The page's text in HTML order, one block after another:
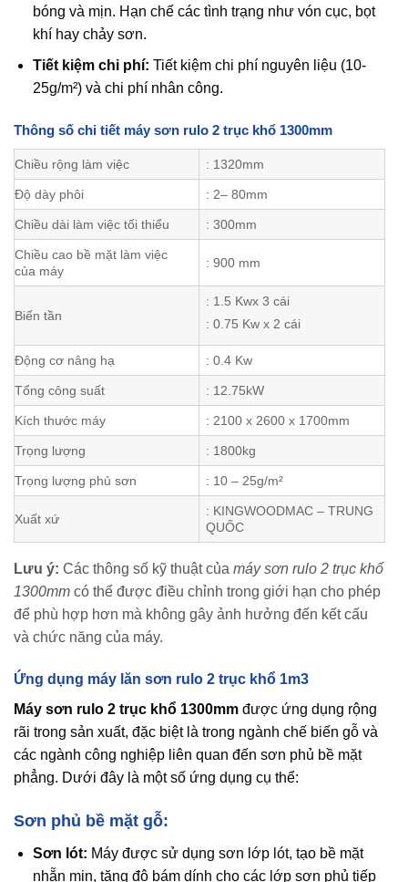
bóng và mịn. Hạn chế các tình trạng như vón cục, bọt
khí hay chảy sơn.
Tiết kiệm chi phí: Tiết kiệm chi phí nguyên liệu (10-
25g/m²) và chi phí nhân công.
Thông số chi tiết máy sơn rulo 2 trục khổ 1300mm
Chiều rộng làm việc : 1320mm
Độ dày phôi : 2– 80mm
Chiều dài làm việc tối thiểu : 300mm
Chiều cao bề mặt làm việc
của máy
: 900 mm
Biến tần
: 1.5 Kwx 3 cái
: 0.75 Kw x 2 cái
Động cơ nâng hạ : 0.4 Kw
Tổng công suất : 12.75kW
Kích thước máy : 2100 x 2600 x 1700mm
Trọng lượng : 1800kg
Trọng lượng phủ sơn : 10 – 25g/m²
Xuất xứ
: KINGWOODMAC – TRUNG
QUỐC
Lưu ý: Các thông số kỹ thuật của máy sơn rulo 2 trục khổ
1300mm có thể được điều chỉnh trong giới hạn cho phép
để phù hợp hơn mà không gây ảnh hưởng đến kết cấu
và chức năng của máy.
Ứng dụng máy lăn sơn rulo 2 trục khổ 1m3
Máy sơn rulo 2 trục khổ 1300mm được ứng dụng rộng
rãi trong sản xuất, đặc biệt là trong ngành chế biến gỗ và
các ngành công nghiệp liên quan đến sơn phủ bề mặt
phẳng. Dưới đây là một số ứng dụng cụ thể:
Sơn phủ bề mặt gỗ:
Sơn lót: Máy được sử dụng sơn lớp lót, tạo bề mặt
nhẵn mịn, tăng độ bám dính cho các lớp sơn phủ tiếp